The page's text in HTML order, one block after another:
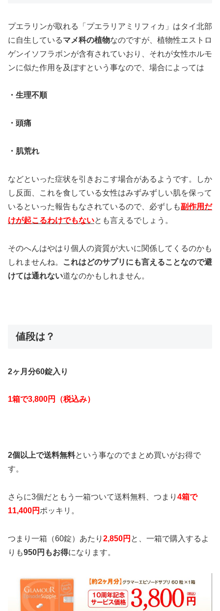
プエラリンが取れる「プエラリアミリフィカ」はタイ北部
に自生しているマメ科の植物なのですが、植物性エストロ
ゲンイソフラボンが含有されていおり、それが女性ホルモ
ンに似た作用を及ぼすという事なので、場合によっては
・生理不順
・頭痛
・肌荒れ
などといった症状を引きおこす場合があるようです。しか
し反面、これを食している女性はみずみずしい肌を保って
いるといった報告もなされているので、必ずしも副作用だ
けが起こるわけでもないとも言えるでしょう。
そのへんはやはり個人の資質が大いに関係してくるのかも
しれませんね。
これはどのサプリにも言えることなので避
けては通れない道なのかもしれません。
値段は？
2ヶ月分60錠入り
1箱で3,800円（税込み）
2個以上で送料無料という事なのでまとめ買いがお得で
す。
さらに3個だともう一箱ついて送料無料、つまり 4箱で
11,400円 ポッキリ。
つまり一箱（60錠）あたり 2,850円 と、一箱で購入するよ
りも950円もお得になります。